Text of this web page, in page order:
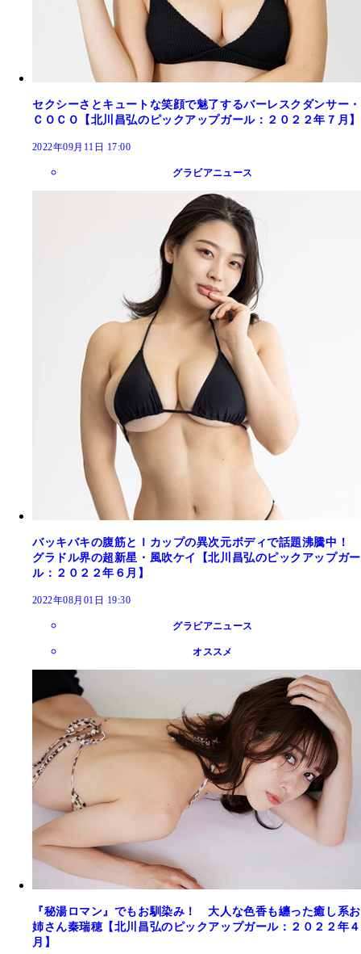
セクシーさとキュートな笑顔で魅了するバーレスクダンサー・
ＣＯＣＯ【北川昌弘のピックアップガール：２０２２年７月】
2022年09月11日 17:00
グラビアニュース
バッキバキの腹筋とＩカップの異次元ボディで話題沸騰中！
グラドル界の超新星・風吹ケイ【北川昌弘のピックアップガー
ル：２０２２年６月】
2022年08月01日 19:30
グラビアニュース
オススメ
『秘湯ロマン』でもお馴染み！ 大人な色香も纏った癒し系お
姉さん秦瑞穂【北川昌弘のピックアップガール：２０２２年４
月】